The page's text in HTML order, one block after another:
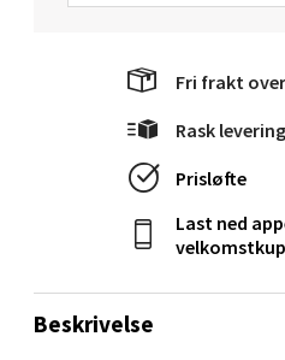
Beskrivelse
Fri frakt
Rask levering
Prisløfte
Last ned
Narvik - Thon